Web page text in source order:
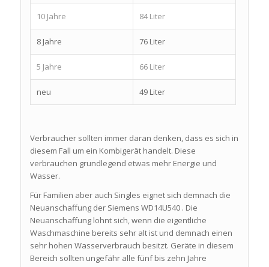
10 Jahre 84 Liter
8 Jahre 76 Liter
5 Jahre 66 Liter
neu 49 Liter
Verbraucher sollten immer daran denken, dass es sich in
diesem Fall um ein Kombigerät handelt. Diese
verbrauchen grundlegend etwas mehr Energie und
Wasser.
Für Familien aber auch Singles eignet sich demnach die
Neuanschaffung der Siemens WD14U540 . Die
Neuanschaffung lohnt sich, wenn die eigentliche
Waschmaschine bereits sehr alt ist und demnach einen
sehr hohen Wasserverbrauch besitzt. Geräte in diesem
Bereich sollten ungefähr alle fünf bis zehn Jahre